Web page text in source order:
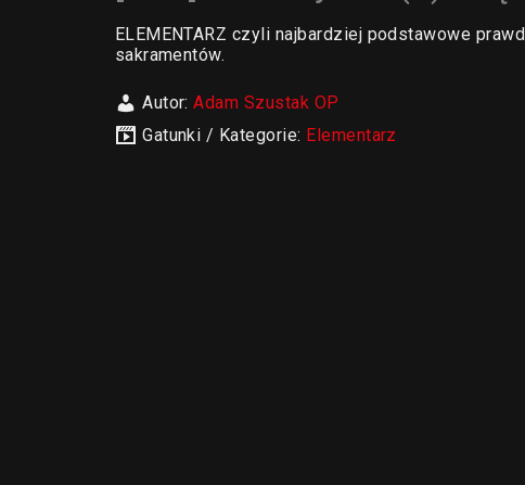
ELEMENTARZ czyli najbardziej podstawowe
sakramentów.
Autor:Adam Szustak OP
Gatunki / Kategorie: Elementarz